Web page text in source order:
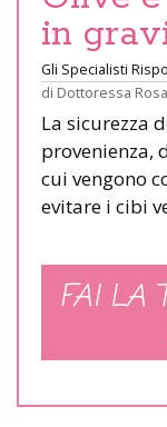
in
Gli Specialisti
di Dottoressa
La sicurezza
provenienza,
cui vengono
evitare i cibi
FAI LA